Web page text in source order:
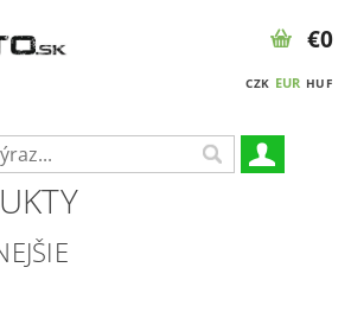
CZK EUR HUF
€0